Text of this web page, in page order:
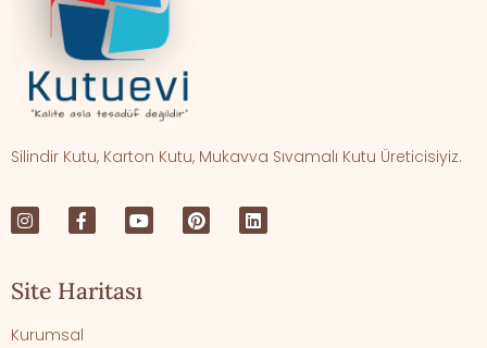
Silindir Kutu, Karton Kutu, Mukavva Sıvamalı Kutu Üreticisiyiz.
Site Haritası
Kurumsal